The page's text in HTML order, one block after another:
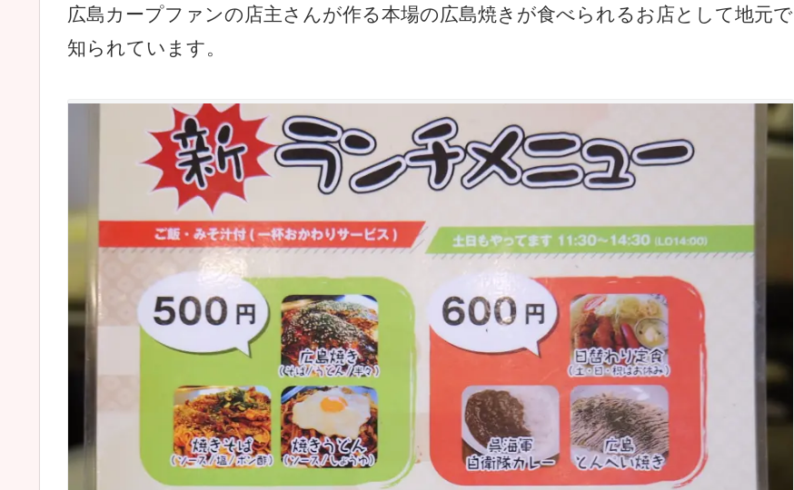
広島カープファンの店主さんが作る本場の広島焼きが食べられるお店として地元で
知られています。